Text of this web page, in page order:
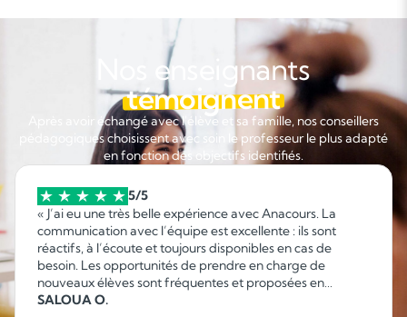
Nos enseignants
témoignent
Après avoir échangé avec l'élève et sa famille, nos conseillers
pédagogiques choisissent avec soin le professeur le plus adapté
en fonction des objectifs identifiés.
5/5
« J’ai eu une très belle expérience avec Anacours. La
communication avec l’équipe est excellente : ils sont
réactifs, à l’écoute et toujours disponibles en cas de
besoin. Les opportunités de prendre en charge de
nouveaux élèves sont fréquentes et proposées en
fonction de mes disponibilités, ce qui permet d’organiser
SALOUA O.